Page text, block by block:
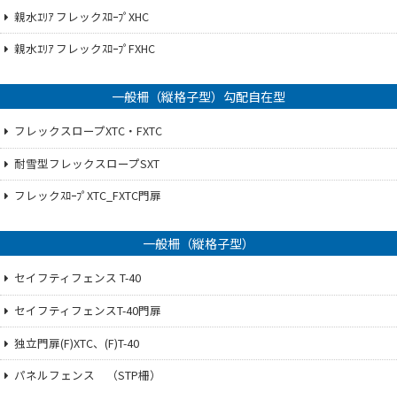
親水ｴﾘｱ フレックｽﾛｰﾌﾟXHC
親水ｴﾘｱ フレックｽﾛｰﾌﾟFXHC
一般柵（縦格子型）勾配自在型
フレックスロープXTC・FXTC
耐雪型フレックスロープSXT
フレックｽﾛｰﾌﾟXTC_FXTC門扉
一般柵（縦格子型）
セイフティフェンス T-40
セイフティフェンスT-40門扉
独立門扉(F)XTC、(F)T-40
パネルフェンス （STP柵）